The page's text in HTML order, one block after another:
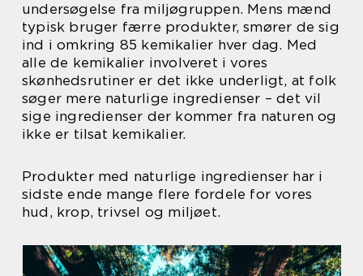
undersøgelse fra miljøgruppen. Mens mænd
typisk bruger færre produkter, smører de sig
ind i omkring 85 kemikalier hver dag. Med
alle de kemikalier involveret i vores
skønhedsrutiner er det ikke underligt, at folk
søger mere naturlige ingredienser – det vil
sige ingredienser der kommer fra naturen og
ikke er tilsat kemikalier.
​​Produkter med naturlige ingredienser har i
sidste ende mange flere fordele for vores
hud, krop, trivsel og miljøet.